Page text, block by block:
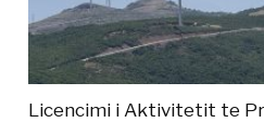
Licencimi i Aktivitetit te